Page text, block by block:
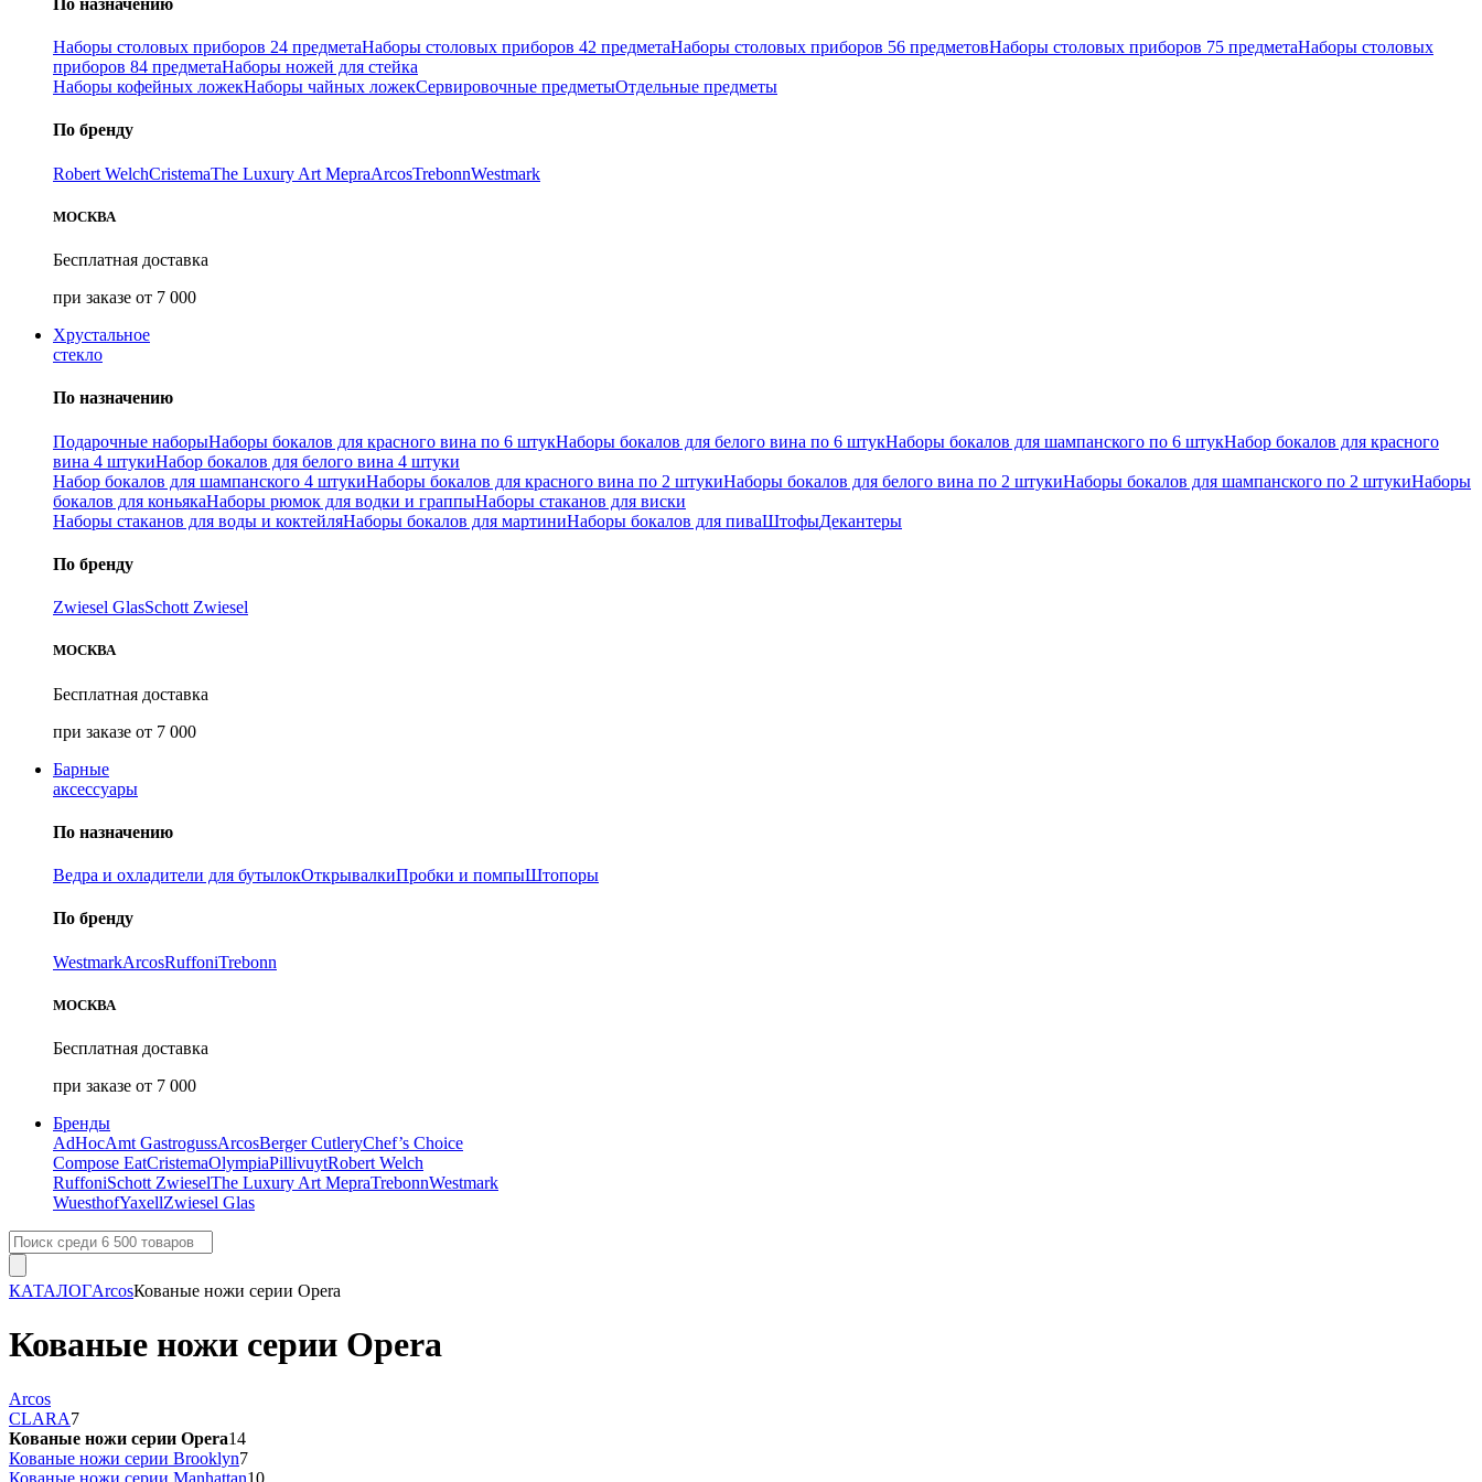
По назначению
Наборы столовых приборов 24 предметаНаборы столовых приборов 42 предметаНаборы столовых приборов 56 предметовНаборы столовых приборов 75 предметаНаборы столовых
приборов 84 предметаНаборы ножей для стейка
Наборы кофейных ложекНаборы чайных ложекСервировочные предметыОтдельные предметы
По бренду
Robert WelchCristemaThe Luxury Art MepraArcosTrebonnWestmark
МОСКВА
Бесплатная доставка
при заказе от 7 000
Хрустальное
стекло
По назначению
Подарочные наборыНаборы бокалов для красного вина по 6 штукНаборы бокалов для белого вина по 6 штукНаборы бокалов для шампанского по 6 штукНабор бокалов для красного
вина 4 штукиНабор бокалов для белого вина 4 штуки
Набор бокалов для шампанского 4 штукиНаборы бокалов для красного вина по 2 штукиНаборы бокалов для белого вина по 2 штукиНаборы бокалов для шампанского по 2 штукиНаборы
бокалов для коньякаНаборы рюмок для водки и граппыНаборы стаканов для виски
Наборы стаканов для воды и коктейляНаборы бокалов для мартиниНаборы бокалов для пиваШтофыДекантеры
По бренду
Zwiesel GlasSchott Zwiesel
МОСКВА
Бесплатная доставка
при заказе от 7 000
Барные
аксессуары
По назначению
Ведра и охладители для бутылокОткрывалкиПробки и помпыШтопоры
По бренду
WestmarkArcosRuffoniTrebonn
МОСКВА
Бесплатная доставка
при заказе от 7 000
Бренды
AdHocAmt GastrogussArcosBerger CutleryChef’s Choice
Compose EatCristemaOlympiaPillivuytRobert Welch
RuffoniSchott ZwieselThe Luxury Art MepraTrebonnWestmark
WuesthofYaxellZwiesel Glas
КАТАЛОГArcosКованые ножи серии Opera
Кованые ножи серии Opera
Arcos
CLARA7
Кованые ножи серии Opera14
Кованые ножи серии Brooklyn7
Кованые ножи серии Manhattan10